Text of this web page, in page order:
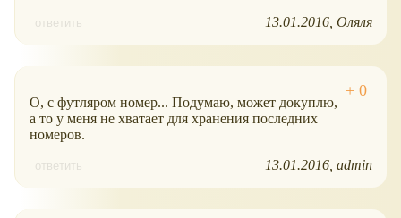
ответить 13.01.2016 Оляля
О, с футляром номер... Подумаю, может докуплю,
а то у меня не хватает для хранения последних
номеров.
ответить 13.01.2016 admin